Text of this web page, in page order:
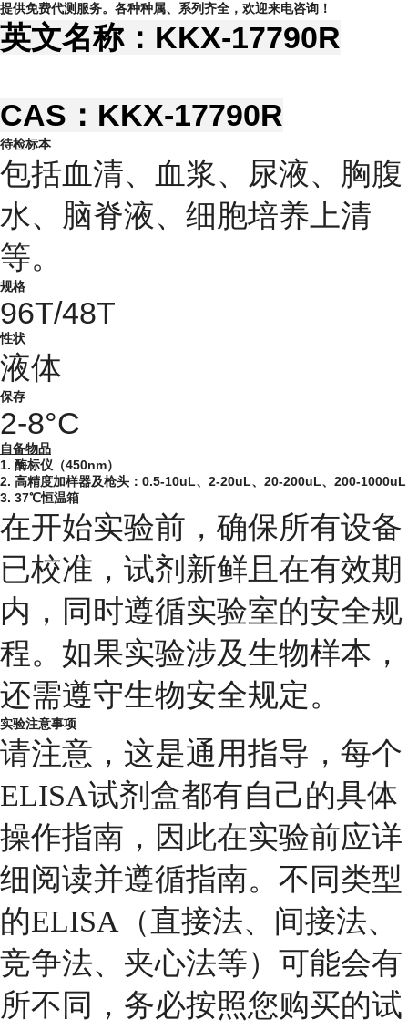
提供免费代测服务。各种种属、系列齐全，欢迎来电咨询！
英文名称：KKX-17790R
CAS：KKX-17790R
待检标本
包括血清、血浆、尿液、胸腹
水、脑脊液、细胞培养上清
等。
规格
96T/48T
性状
液体
保存
2-8°C
自备物品
1. 酶标仪（450nm）
2. 高精度加样器及枪头：0.5-10uL、2-20uL、20-200uL、200-1000uL
3. 37℃恒温箱
在开始实验前，确保所有设备
已校准，试剂新鲜且在有效期
内，同时遵循实验室的安全规
程。如果实验涉及生物样本，
还需遵守生物安全规定。
实验注意事项
请注意，这是通用指导，每个
ELISA试剂盒都有自己的具体
操作指南，因此在实验前应详
细阅读并遵循指南。不同类型
的ELISA（直接法、间接法、
竞争法、夹心法等）可能会有
所不同，务必按照您购买的试